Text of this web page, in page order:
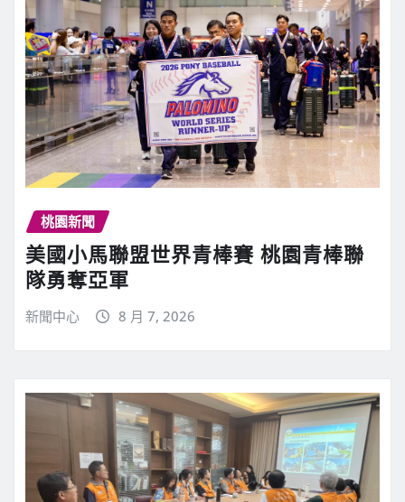
桃園新聞
美國小馬聯盟世界青棒賽 桃園青棒聯
隊勇奪亞軍
新聞中心 8 月 7, 2026